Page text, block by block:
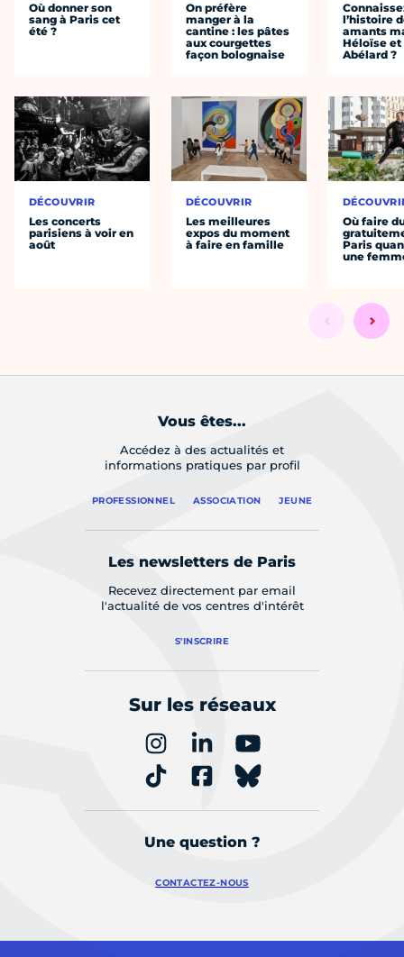
Où donner son
sang à Paris cet
été ?
DÉCOUVRIR
Les concerts
parisiens à voir en
août
On préfère
manger à la
cantine : les pâtes
aux courgettes
façon bolognaise
DÉCOUVRIR
Les meilleures
expos du moment
à faire en famille
l’histoire
amants
Héloïse et
Abélard ?
Où faire
Paris
une
Vous êtes...
Accédez à des actualités et
informations pratiques par profil
PROFESSIONNEL ASSOCIATION JEUNE
Les newsletters de Paris
Recevez directement par email
l'actualité de vos centres d'intérêt
S'INSCRIRE
Sur les réseaux
Une question ?
CONTACTEZ-NOUS